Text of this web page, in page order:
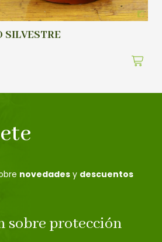
SILVESTRE
novedades y descuentos
sobre protección